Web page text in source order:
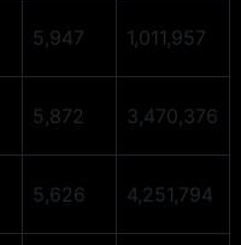
5,947 1,011,957
5,872 3,470,376
5,626 4,251,794